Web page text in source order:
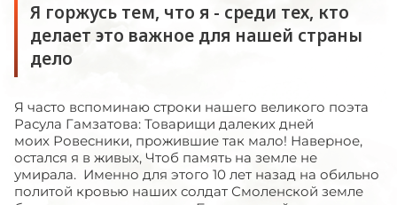
Я горжусь тем, что я - среди тех, кто
делает это важное для нашей страны
дело
Я часто вспоминаю строки нашего великого поэта
Расула Гамзатова: Товарищи далеких дней
моих Ровесники, прожившие так мало! Наверное,
остался я в живых, Чтоб память на земле не
умирала. Именно для этого 10 лет назад на обильно
политой кровью наших солдат Смоленской земле